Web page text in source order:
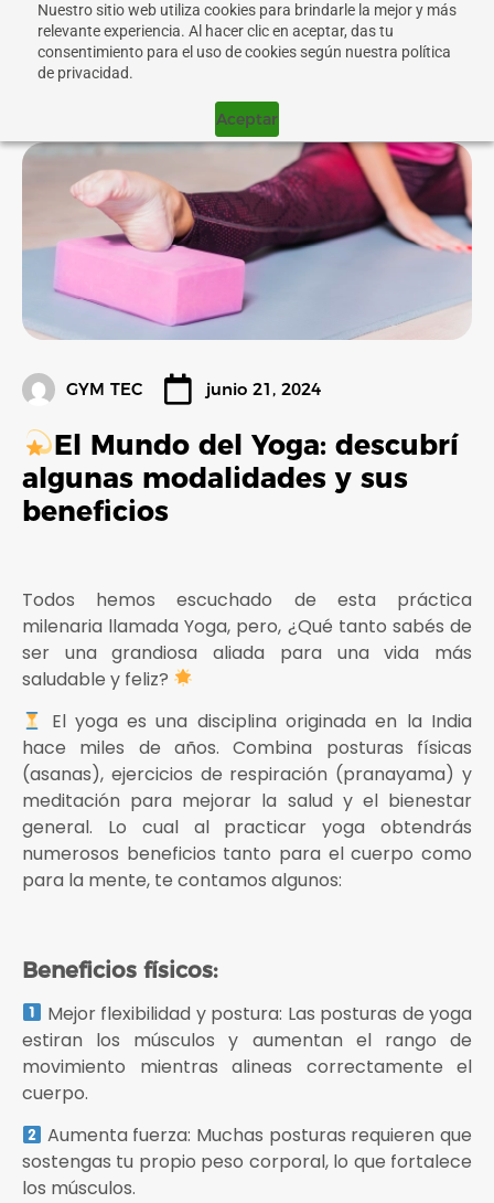
Nuestro sitio web utiliza cookies para brindarle la mejor y más
relevante experiencia. Al hacer clic en aceptar, das tu
consentimiento para el uso de cookies según nuestra política
de privacidad.
Aceptar
GYM TEC junio 21, 2024
El Mundo del Yoga: descubrí
algunas modalidades y sus
beneficios
Todos hemos escuchado de esta práctica
milenaria llamada Yoga, pero, ¿Qué tanto sabés de
ser una grandiosa aliada para una vida más
saludable y feliz?
El yoga es una disciplina originada en la India
hace miles de años. Combina posturas físicas
(asanas), ejercicios de respiración (pranayama) y
meditación para mejorar la salud y el bienestar
general. Lo cual al practicar yoga obtendrás
numerosos beneficios tanto para el cuerpo como
para la mente, te contamos algunos:
Beneficios físicos:
Mejor flexibilidad y postura: Las posturas de yoga
estiran los músculos y aumentan el rango de
movimiento mientras alineas correctamente el
cuerpo.
Aumenta fuerza: Muchas posturas requieren que
sostengas tu propio peso corporal, lo que fortalece
los músculos.